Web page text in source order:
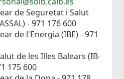
de Seguretat i Salut
- 971 176 600
de l'Energia (IBE) - 971
de les Illes Balears (IB-
175 600